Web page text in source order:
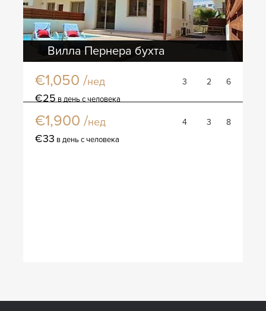
Вилла Пернера бухта
€1,050 /нед 3 2 6
€25 в день с человека
Вилла Фаиола
€1,900 /нед 4 3 8
€33 в день с человека